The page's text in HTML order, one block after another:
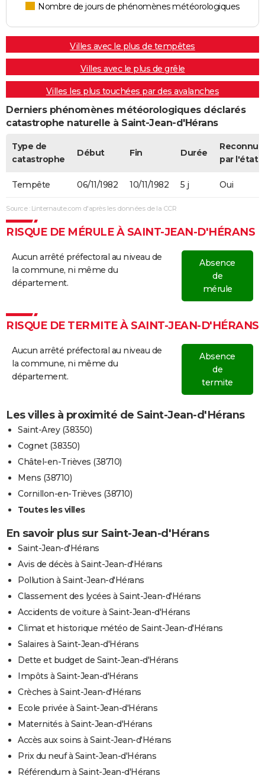
Nombre de jours de phénomènes météorologiques
Villes avec le plus de tempêtes
Villes avec le plus de grêle
Villes les plus touchées par des avalanches
Derniers phénomènes météorologiques déclarés
catastrophe naturelle à Saint-Jean-d'Hérans
Type de
catastrophe
Début Fin Durée
Reconnue
par l'état
Tempête 06/11/1982 10/11/1982 5 j Oui
Source : Linternaute.com d'après les données de la CCR
RISQUE DE MÉRULE À SAINT-JEAN-D'HÉRANS
Aucun arrêté préfectoral au niveau de
la commune, ni même du
département.
Absence
de
mérule
RISQUE DE TERMITE À SAINT-JEAN-D'HÉRANS
Aucun arrêté préfectoral au niveau de
la commune, ni même du
département.
Absence
de
termite
Les villes à proximité de Saint-Jean-d'Hérans
Saint-Arey (38350)
Cognet (38350)
Châtel-en-Trièves (38710)
Mens (38710)
Cornillon-en-Trièves (38710)
Toutes les villes
En savoir plus sur Saint-Jean-d'Hérans
Saint-Jean-d'Hérans
Avis de décès à Saint-Jean-d'Hérans
Pollution à Saint-Jean-d'Hérans
Classement des lycées à Saint-Jean-d'Hérans
Accidents de voiture à Saint-Jean-d'Hérans
Climat et historique météo de Saint-Jean-d'Hérans
Salaires à Saint-Jean-d'Hérans
Dette et budget de Saint-Jean-d'Hérans
Impôts à Saint-Jean-d'Hérans
Crèches à Saint-Jean-d'Hérans
Ecole privée à Saint-Jean-d'Hérans
Maternités à Saint-Jean-d'Hérans
Accès aux soins à Saint-Jean-d'Hérans
Prix du neuf à Saint-Jean-d'Hérans
Référendum à Saint-Jean-d'Hérans